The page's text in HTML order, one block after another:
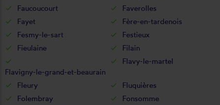
Faucoucourt
Faverolles
Fayet
Fère-en-tardenois
Fesmy-le-sart
Festieux
Fieulaine
Filain
Flavigny-le-grand-et-beaurain
Flavy-le-martel
Fleury
Fluquières
Folembray
Fonsomme